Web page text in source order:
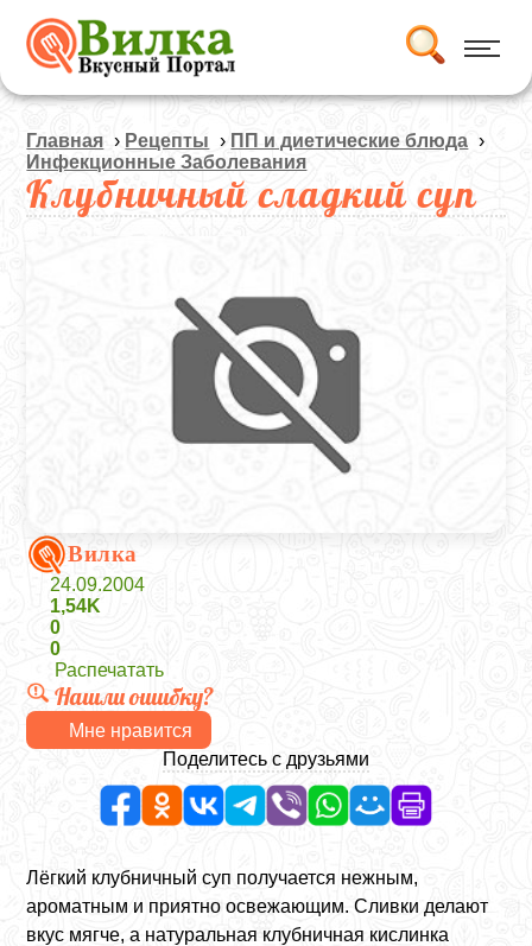
Главная › Рецепты › ПП и диетические блюда ›
Инфекционные Заболевания
Клубничный сладкий суп
Вилка
24.09.2004
1,54K
0
0
Распечатать
Нашли ошибку?
Мне нравится
Поделитесь с друзьями
Лёгкий клубничный суп получается нежным,
ароматным и приятно освежающим. Сливки делают
вкус мягче, а натуральная клубничная кислинка